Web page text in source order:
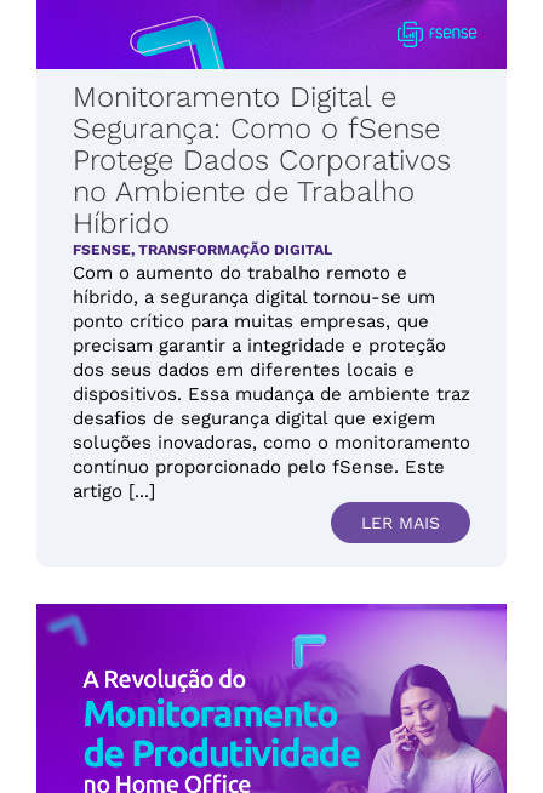
Monitoramento Digital e
Segurança: Como o fSense
Protege Dados Corporativos
no Ambiente de Trabalho
Híbrido
FSENSE, TRANSFORMAÇÃO DIGITAL
Com o aumento do trabalho remoto e
híbrido, a segurança digital tornou-se um
ponto crítico para muitas empresas, que
precisam garantir a integridade e proteção
dos seus dados em diferentes locais e
dispositivos. Essa mudança de ambiente traz
desafios de segurança digital que exigem
soluções inovadoras, como o monitoramento
contínuo proporcionado pelo fSense. Este
artigo [...]
LER MAIS